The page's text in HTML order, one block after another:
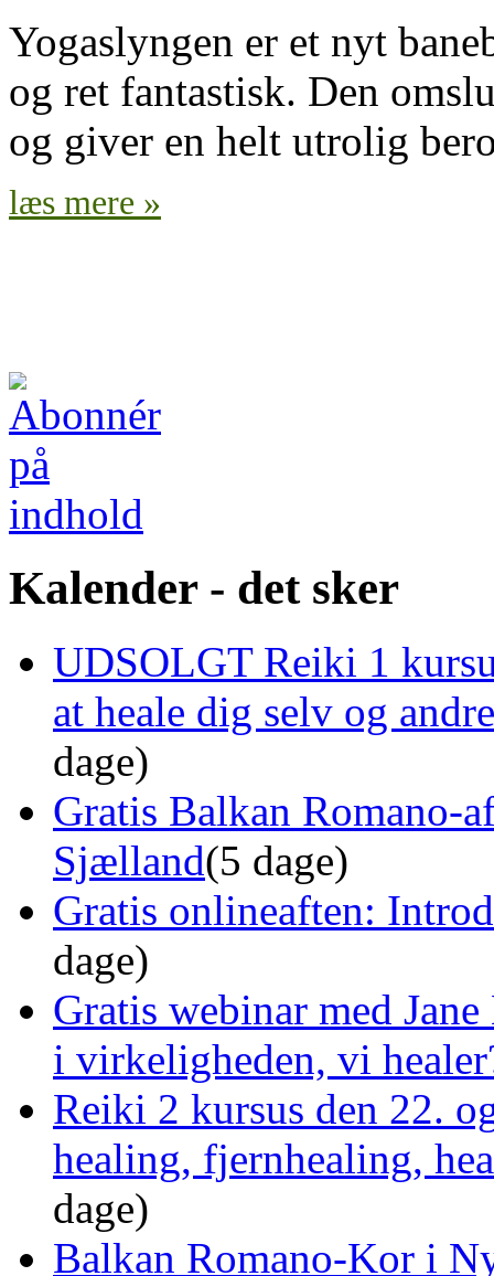
Yogaslyngen er et nyt
og ret fantastisk. Den
og giver en helt utrolig
læs mere »
Kalender - det sker
UDSOLGT Reiki 1
at heale dig selv og
dage)
Gratis Balkan Romano-
Sjælland(5 dage)
Gratis onlineaften:
dage)
Gratis webinar med
i virkeligheden, vi
Reiki 2 kursus den 22.
healing, fjernhealing,
dage)
Balkan Romano-Kor i